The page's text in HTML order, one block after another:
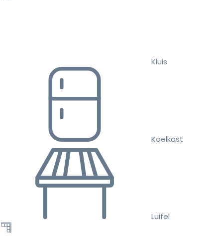
Kluis
Koelkast
Luifel